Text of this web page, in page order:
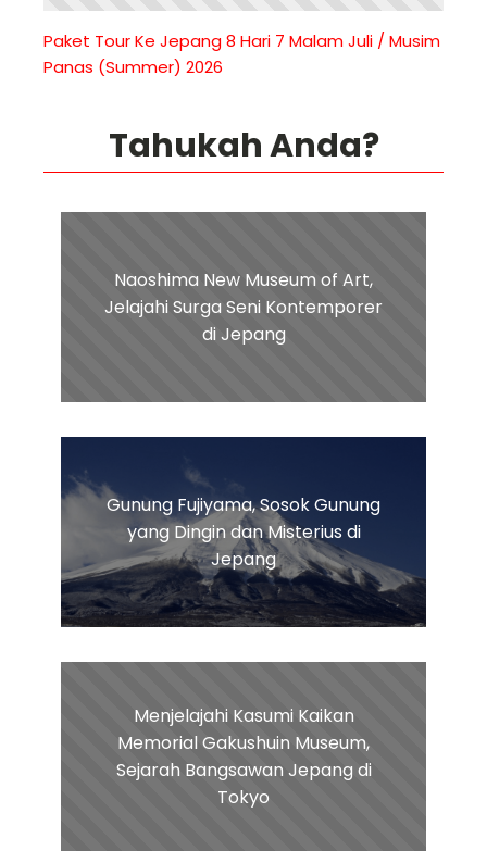
Paket Tour Ke Jepang 8 Hari 7 Malam Juli / Musim
Panas (Summer) 2026
Tahukah Anda?
Naoshima New Museum of Art,
Jelajahi Surga Seni Kontemporer
di Jepang
Gunung Fujiyama, Sosok Gunung
yang Dingin dan Misterius di
Jepang
Menjelajahi Kasumi Kaikan
Memorial Gakushuin Museum,
Sejarah Bangsawan Jepang di
Tokyo